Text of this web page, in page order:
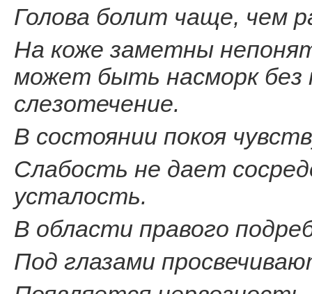
Голова болит чаще, чем
На коже заметны
может быть насморк без
слезотечение.
В состоянии покоя
Слабость не дает
усталость.
В области правого
Под глазами